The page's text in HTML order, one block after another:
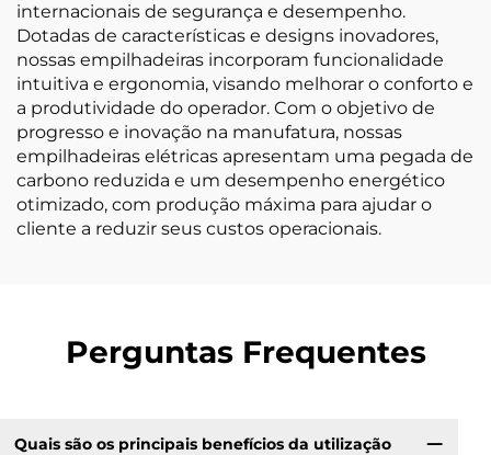
internacionais de segurança e desempenho.
Dotadas de características e designs inovadores,
nossas empilhadeiras incorporam funcionalidade
intuitiva e ergonomia, visando melhorar o conforto e
a produtividade do operador. Com o objetivo de
progresso e inovação na manufatura, nossas
empilhadeiras elétricas apresentam uma pegada de
carbono reduzida e um desempenho energético
otimizado, com produção máxima para ajudar o
cliente a reduzir seus custos operacionais.
Perguntas Frequentes
Quais são os principais benefícios da utilização